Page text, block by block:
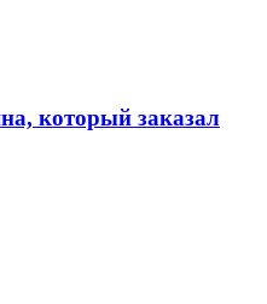
который заказал